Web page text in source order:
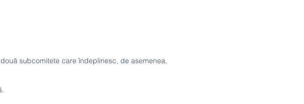
subcomitete care îndeplinesc, de asemenea,